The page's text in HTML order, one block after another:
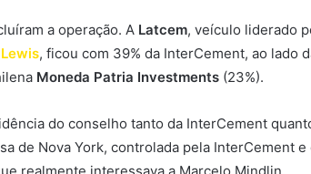
a operação. A Latcem, veículo liderado
, ficou com 39% da InterCement, ao lado
Moneda Patria Investments (23%).
do conselho tanto da InterCement
de Nova York, controlada pela InterCement